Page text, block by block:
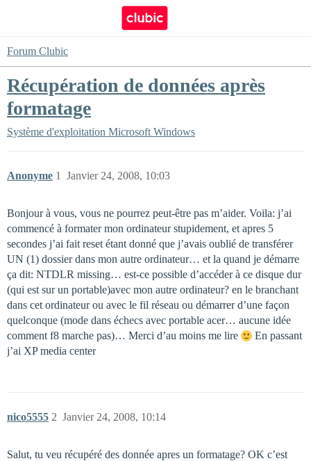
Forum Clubic
Récupération de données après
formatage
Système d'exploitation Microsoft Windows
Anonyme Janvier 24, 2008, 10:03
1
Bonjour à vous, vous ne pourrez peut-être pas m’aider. Voila: j’ai
commencé à formater mon ordinateur stupidement, et apres 5
secondes j’ai fait reset étant donné que j’avais oublié de transférer
UN (1) dossier dans mon autre ordinateur… et la quand je démarre
ça dit: NTDLR missing… est-ce possible d’accéder à ce disque dur
(qui est sur un portable)avec mon autre ordinateur? en le branchant
dans cet ordinateur ou avec le fil réseau ou démarrer d’une façon
quelconque (mode dans échecs avec portable acer… aucune idée
comment f8 marche pas)… Merci d’au moins me lire
En passant
j’ai XP media center
nico5555 Janvier 24, 2008, 10:14
2
Salut, tu veu récupéré des donnée apres un formatage? OK c’est